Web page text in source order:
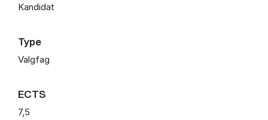
Kandidat
Type
Valgfag
ECTS
7,5